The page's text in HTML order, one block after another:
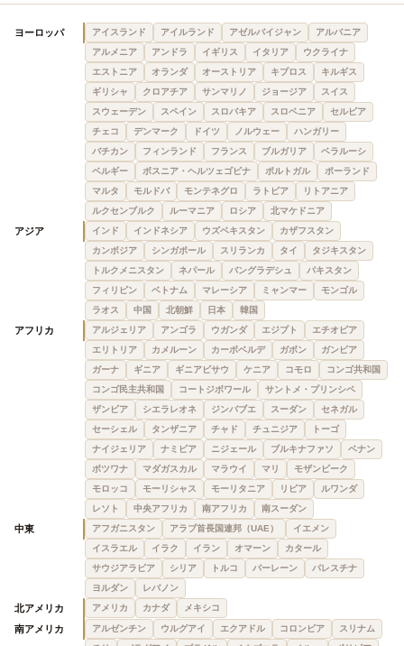
ヨーロッパ アイスランド アイルランド アゼルバイジャン
アルバニア
アルメニア
アンドラ イギリス イタリア
ウクライナ
エストニア
オランダ オーストリア キプロス
キルギス
ギリシャ
クロアチア サンマリノ ジョージア
スイス
スウェーデン
スペイン スロバキア スロベニア
セルビア
チェコ
デンマーク ドイツ ノルウェー
ハンガリー
バチカン
フィンランド フランス ブルガリア
ベラルーシ
ベルギー
ボスニア・ヘルツェゴビナ ポルトガル
ポーランド
マルタ
モルドバ モンテネグロ ラトビア
リトアニア
ルクセンブルク
ルーマニア ロシア 北マケドニア
アジア インド インドネシア ウズベキスタン
カザフスタン
カンボジア
シンガポール スリランカ タイ
タジキスタン
トルクメニスタン
ネパール バングラデシュ
パキスタン
フィリピン
ベトナム マレーシア ミャンマー
モンゴル
ラオス
中国 北朝鮮 日本 韓国
アフリカ アルジェリア アンゴラ ウガンダ エジプト
エチオピア
エリトリア
カメルーン カーボベルデ ガボン
ガンビア
ガーナ
ギニア ギニアビサウ ケニア コモロ
コンゴ共和国
コンゴ民主共和国
コートジボワール
サントメ・プリンシペ
ザンビア
シエラレオネ ジンバブエ スーダン
セネガル
セーシェル
タンザニア チャド チュニジア
トーゴ
ナイジェリア
ナミビア ニジェール ブルキナファソ
ベナン
ボツワナ
マダガスカル マラウイ マリ
モザンビーク
モロッコ
モーリシャス モーリタニア リビア
ルワンダ
レソト
中央アフリカ 南アフリカ 南スーダン
中東 アフガニスタン アラブ首長国連邦（UAE）
イエメン
イスラエル
イラク イラン オマーン
カタール
サウジアラビア
シリア トルコ バーレーン
パレスチナ
ヨルダン
レバノン
北アメリカ アメリカ カナダ メキシコ
南アメリカ アルゼンチン ウルグアイ エクアドル コロンビア
スリナム